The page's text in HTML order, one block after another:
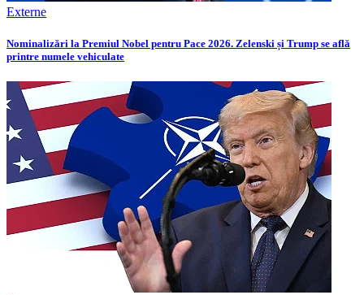
Externe
Nominalizări la Premiul Nobel pentru Pace 2026. Zelenski și Trump se află
printre numele vehiculate